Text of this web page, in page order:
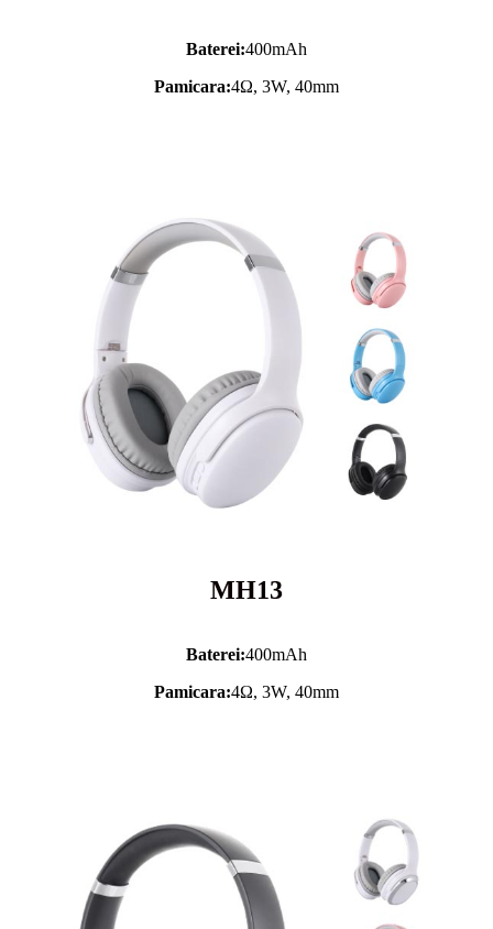
Baterei:400mAh
Pamicara:4Ω, 3W, 40mm
MH13
Baterei:400mAh
Pamicara:4Ω, 3W, 40mm